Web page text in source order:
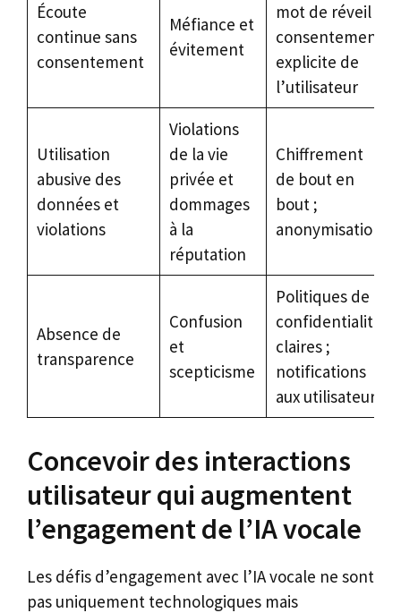
Écoute
continue sans
consentement
Méfiance et
évitement
mot de réveil ;
consentement
explicite de
l’utilisateur
Utilisation
abusive des
données et
violations
Violations
de la vie
privée et
dommages
à la
réputation
Chiffrement
de bout en
bout ;
anonymisation
Absence de
transparence
Confusion
et
scepticisme
Politiques de
confidentialité
claires ;
notifications
aux utilisateurs
Concevoir des interactions
utilisateur qui augmentent
l’engagement de l’IA vocale
Les défis d’engagement avec l’IA vocale ne sont
pas uniquement technologiques mais